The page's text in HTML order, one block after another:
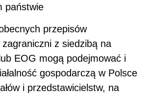
państwie
przepisów
z siedzibą na
EOG mogą podejmować i
gospodarczą w Polsce
i przedstawicielstw, na